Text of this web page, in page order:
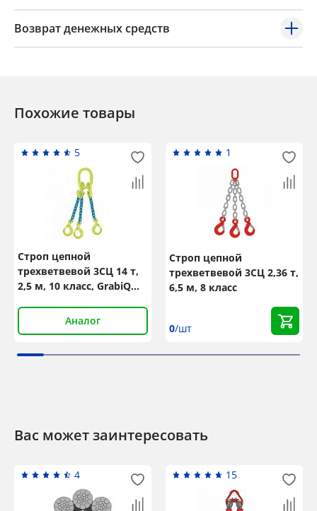
Возврат денежных средств
Похожие товары
5
Строп цепной
трехветвевой 3СЦ 14 т,
2,5 м, 10 класс, GrabiQ
Аналог
1
Строп цепной
трехветвевой 3СЦ 2,36 т,
6,5 м, 8 класс
0/шт
Вас может заинтересовать
4 15